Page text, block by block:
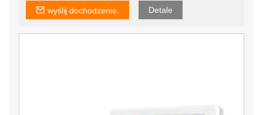
wyślij dochodzenie. Detale